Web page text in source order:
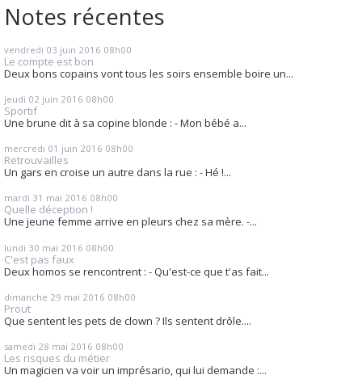
Notes récentes
vendredi 03 juin 2016 08h00
Le compte est bon
Deux bons copains vont tous les soirs ensemble boire un...
jeudi 02 juin 2016 08h00
Sportif
Une brune dit à sa copine blonde : - Mon bébé a...
mercredi 01 juin 2016 08h00
Retrouvailles
Un gars en croise un autre dans la rue : - Hé !...
mardi 31 mai 2016 08h00
Quelle déception !
Une jeune femme arrive en pleurs chez sa mère. -...
lundi 30 mai 2016 08h00
C'est pas faux
Deux homos se rencontrent : - Qu'est-ce que t'as fait...
dimanche 29 mai 2016 08h00
Prout
Que sentent les pets de clown ? Ils sentent drôle....
samedi 28 mai 2016 08h00
Les risques du métier
Un magicien va voir un imprésario, qui lui demande :...